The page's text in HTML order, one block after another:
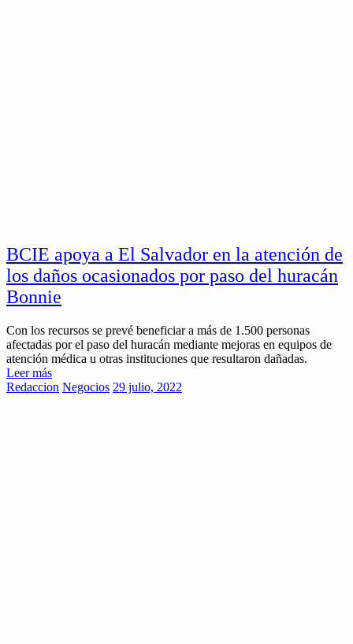
BCIE apoya a El Salvador en la atención de
los daños ocasionados por paso del huracán
Bonnie
Con los recursos se prevé beneficiar a más de 1.500 personas
afectadas por el paso del huracán mediante mejoras en equipos de
atención médica u otras instituciones que resultaron dañadas.
Leer más
Redaccion Negocios 29 julio, 2022